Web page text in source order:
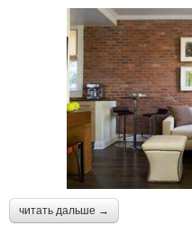
читать дальше →